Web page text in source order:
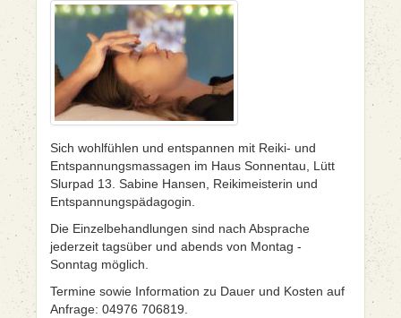
Sich wohlfühlen und entspannen mit Reiki- und
Entspannungsmassagen im Haus Sonnentau, Lütt
Slurpad 13. Sabine Hansen, Reikimeisterin und
Entspannungspädagogin.
Die Einzelbehandlungen sind nach Absprache
jederzeit tagsüber und abends von Montag -
Sonntag möglich.
Termine sowie Information zu Dauer und Kosten auf
Anfrage: 04976 706819.